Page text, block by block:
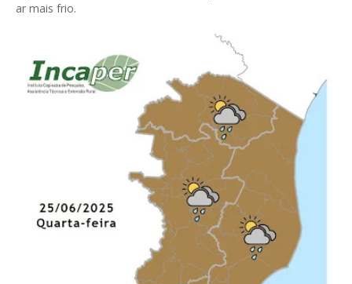
ar mais frio.